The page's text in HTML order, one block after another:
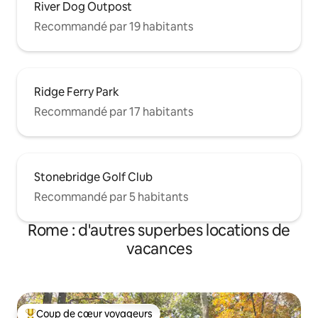
River Dog Outpost
Recommandé par 19 habitants
Ridge Ferry Park
Recommandé par 17 habitants
Stonebridge Golf Club
Recommandé par 5 habitants
Rome : d'autres superbes locations de
vacances
Coup de cœur voyageurs